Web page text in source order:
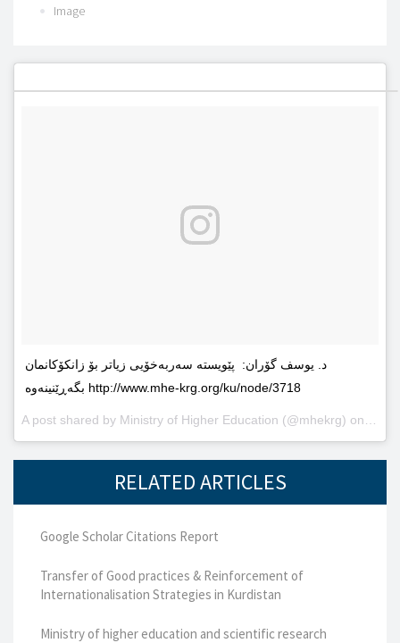
Image
د. یوسف گۆران: پێویستە سەربەخۆیى زیاتر بۆ زانکۆکانمان
بگەڕێنینەوە http://www.mhe-krg.org/ku/node/3718
A post shared by Ministry of Higher Education (@mhekrg) on
RELATED ARTICLES
Google Scholar Citations Report
Transfer of Good practices & Reinforcement of
Internationalisation Strategies in Kurdistan
Ministry of higher education and scientific research